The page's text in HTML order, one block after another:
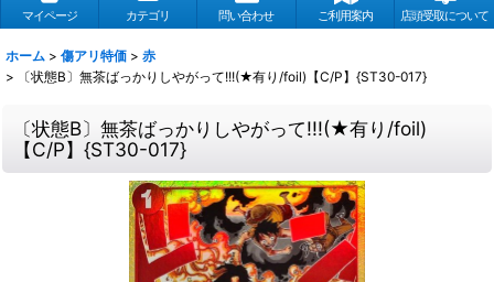
マイページ カテゴリ 問い合わせ ご利用案内 店頭受取について
ホーム > 傷アリ特価 > 赤
>
〔状態B〕無茶ばっかりしやがって!!!(★有り/foil)【C/P】{ST30-017}
〔状態B〕無茶ばっかりしやがって!!!(★有り/foil)
【C/P】{ST30-017}